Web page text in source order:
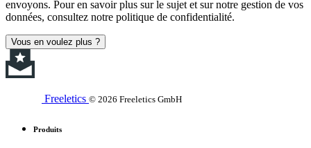
envoyons. Pour en savoir plus sur le sujet et sur notre gestion de vos
données, consultez notre politique de confidentialité.
Vous en voulez plus ?
Freeletics © 2026 Freeletics GmbH
Produits